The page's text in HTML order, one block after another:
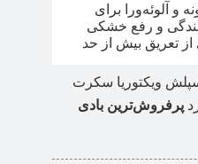
و آلوئه‌ورا برای
و رفع خشکی
تعریق بیش از حد
ویکتوریا سکرت
پرفروش‌ترین بادی